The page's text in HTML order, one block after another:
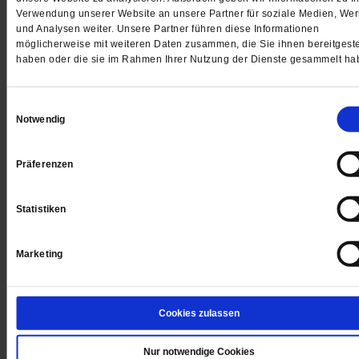
Verwendung unserer Website an unsere Partner für soziale Medien,
und Analysen weiter. Unsere Partner führen diese Informationen
möglicherweise mit weiteren Daten zusammen, die Sie ihnen
haben oder die sie im Rahmen Ihrer Nutzung der Dienste gesammelt
Notwendig
Präferenzen
Statistiken
Marketing
Cookies zulassen
Nur notwendige Cookies
Sie haben bereits ein -Abo? Hier anmelden